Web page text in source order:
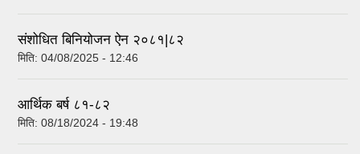
संशोधित बिनियोजन ऐन २०८१|८२
मिति: 04/08/2025 - 12:46
आर्थिक बर्ष ८१-८२
मिति: 08/18/2024 - 19:48